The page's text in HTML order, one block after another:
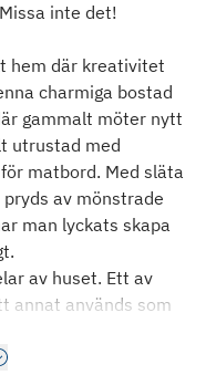
inte det!
hem där kreativitet
charmiga bostad
gammalt möter nytt
utrustad med
matbord. Med släta
av mönstrade
man lyckats skapa
av huset. Ett av
annat används som